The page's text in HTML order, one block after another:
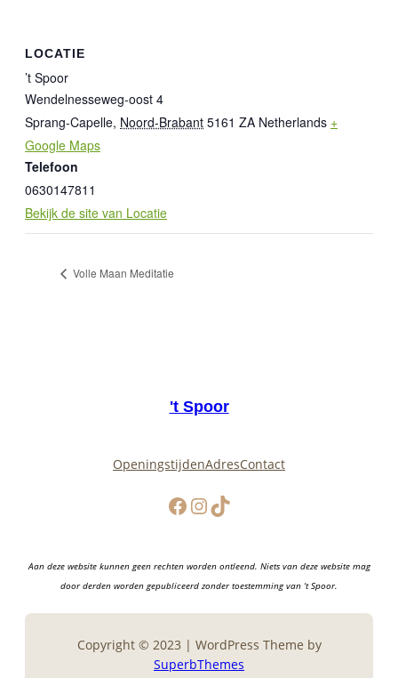
LOCATIE
’t Spoor
Wendelnesseweg-oost 4
Sprang-Capelle, Noord-Brabant 5161 ZA Netherlands +
Google Maps
Telefoon
0630147811
Bekijk de site van Locatie
Volle Maan Meditatie
't Spoor
OpeningstijdenAdresContact
Facebook InstagramTikTok
Aan deze website kunnen geen rechten worden ontleend. Niets van deze website mag
door derden worden gepubliceerd zonder toestemming van ‘t Spoor.
Copyright © 2023 | WordPress Theme by
SuperbThemes